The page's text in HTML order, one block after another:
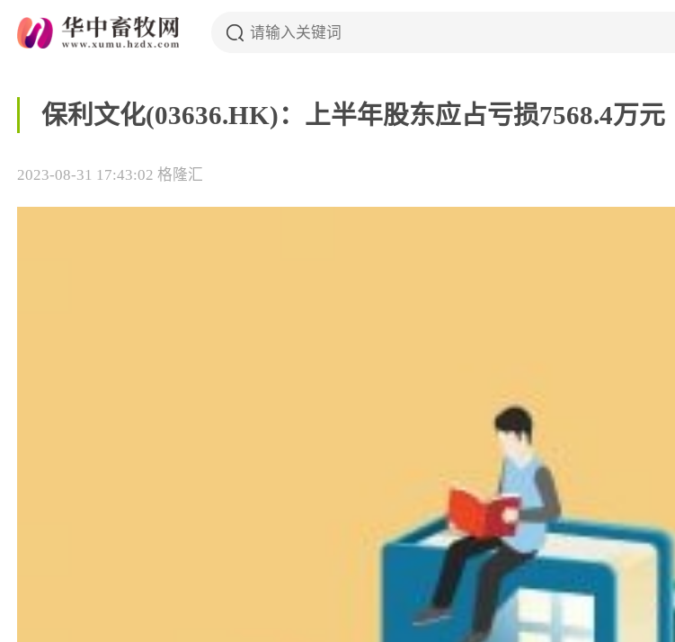
保利文化(03636.HK)：上半年股东应占亏损7568.4万元
2023-08-31 17:43:02 格隆汇